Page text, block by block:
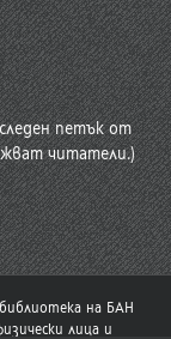
петък от
читатели.)
на БАН
лица и